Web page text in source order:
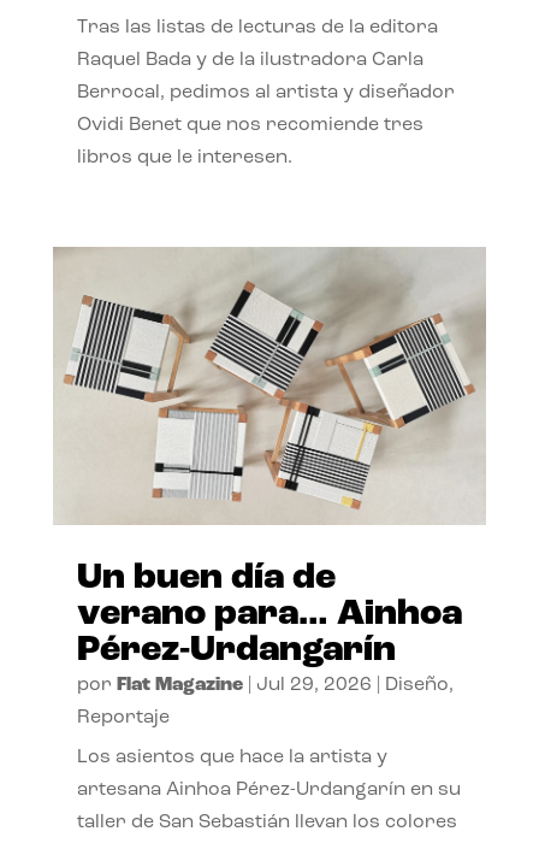
Tras las listas de lecturas de la editora
Raquel Bada y de la ilustradora Carla
Berrocal, pedimos al artista y diseñador
Ovidi Benet que nos recomiende tres
libros que le interesen.
Un buen día de
verano para… Ainhoa
Pérez-Urdangarín
por Flat Magazine| Jul 29, 2026 Diseño,
Reportaje
Los asientos que hace la artista y
artesana Ainhoa Pérez-Urdangarín en su
taller de San Sebastián llevan los colores